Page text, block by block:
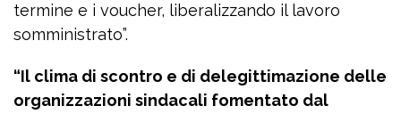
termine e i voucher, liberalizzando il lavoro
somministrato”.
“Il clima di scontro e di delegittimazione delle
organizzazioni sindacali fomentato dal